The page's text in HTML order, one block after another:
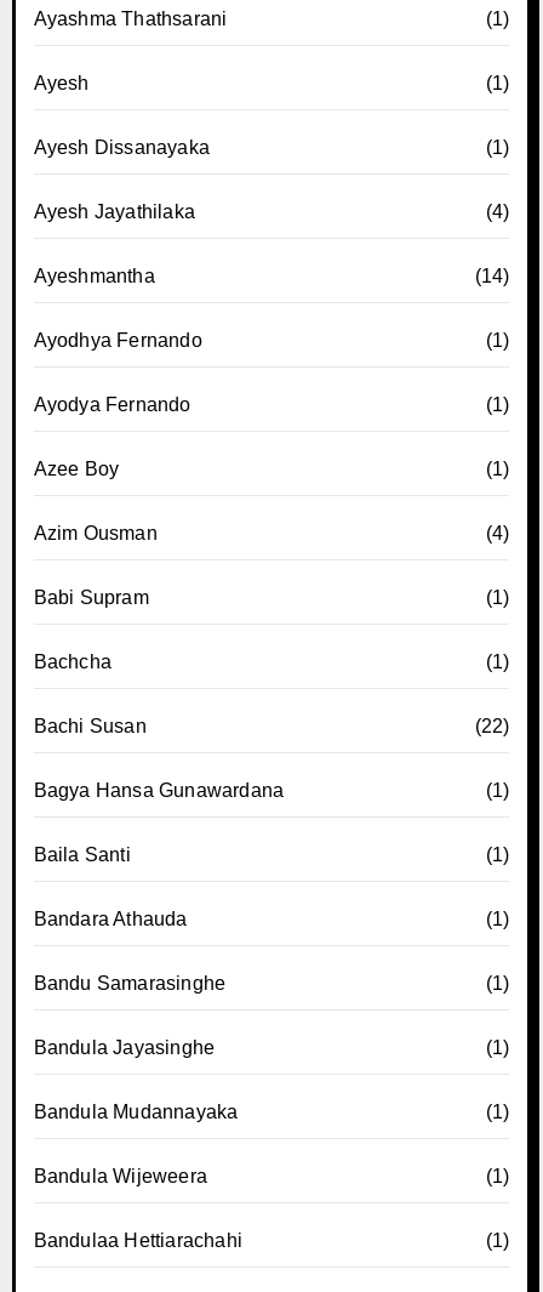
Ayashma Thathsarani (1)
Ayesh (1)
Ayesh Dissanayaka (1)
Ayesh Jayathilaka (4)
Ayeshmantha (14)
Ayodhya Fernando (1)
Ayodya Fernando (1)
Azee Boy (1)
Azim Ousman (4)
Babi Supram (1)
Bachcha (1)
Bachi Susan (22)
Bagya Hansa Gunawardana (1)
Baila Santi (1)
Bandara Athauda (1)
Bandu Samarasinghe (1)
Bandula Jayasinghe (1)
Bandula Mudannayaka (1)
Bandula Wijeweera (1)
Bandulaa Hettiarachahi (1)